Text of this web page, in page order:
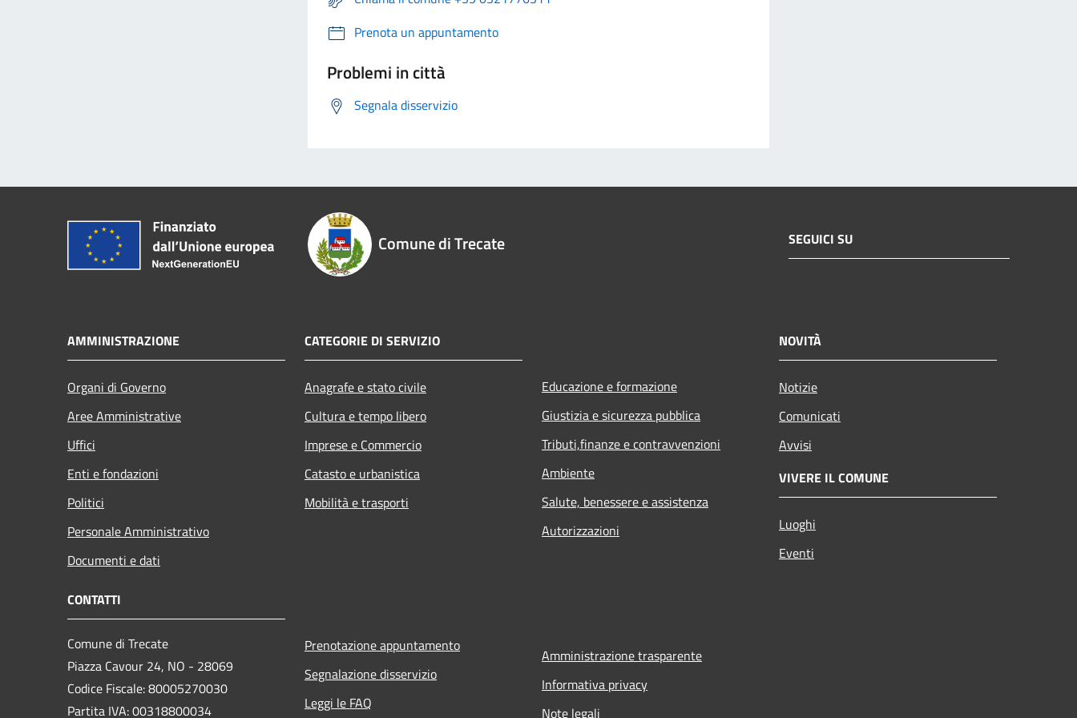
Prenota un appuntamento
Problemi in città
Segnala disservizio
Comune di Trecate SEGUICI SU
AMMINISTRAZIONE
Organi di Governo
Aree Amministrative
Uffici
Enti e fondazioni
Politici
Personale Amministrativo
Documenti e dati
CATEGORIE DI SERVIZIO
Anagrafe e stato civile
Cultura e tempo libero
Imprese e Commercio
Catasto e urbanistica
Mobilità e trasporti
Educazione e formazione
Giustizia e sicurezza pubblica
Tributi,finanze e contravvenzioni
Ambiente
Salute, benessere e assistenza
Autorizzazioni
NOVITÀ
Notizie
Comunicati
Avvisi
VIVERE IL COMUNE
Luoghi
Eventi
CONTATTI
Comune di Trecate
Piazza Cavour 24, NO - 28069
Codice Fiscale: 80005270030
Partita IVA: 00318800034
Prenotazione appuntamento
Segnalazione disservizio
Leggi le FAQ
Amministrazione trasparente
Informativa privacy
Note legali